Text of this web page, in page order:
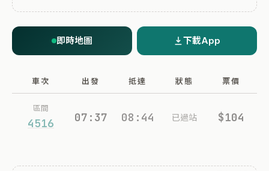
即時地圖 下載App
車次 出發 抵達 狀態 票價
區間
4516 07:37 08:44 已過站 $104